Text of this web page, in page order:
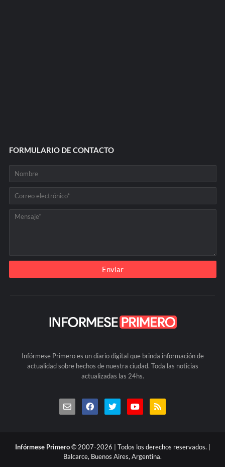
FORMULARIO DE CONTACTO
Infórmese Primero es un diario digital que brinda información de
actualidad sobre hechos de nuestra ciudad. Toda las noticias
actualizadas las 24hs.
Infórmese Primero© 2007-2026 | Todos los derechos reservados. |
Balcarce, Buenos Aires, Argentina.